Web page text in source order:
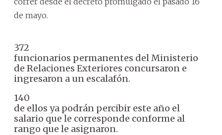
de mayo.
372
funcionarios permanentes del Ministerio
de Relaciones Exteriores concursaron e
ingresaron a un escalafón.
140
de ellos ya podrán percibir este año el
salario que le corresponde conforme al
rango que le asignaron.